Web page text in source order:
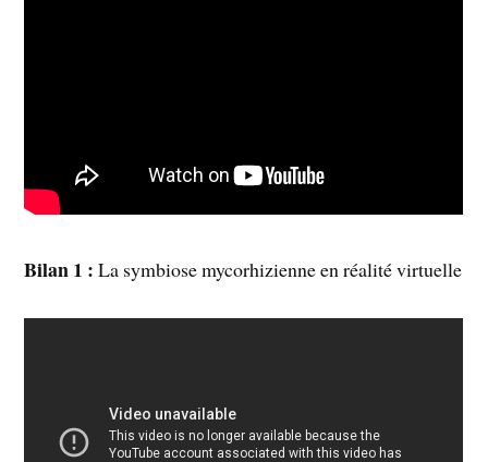
Bilan 1 : La symbiose mycorhizienne en réalité virtuelle